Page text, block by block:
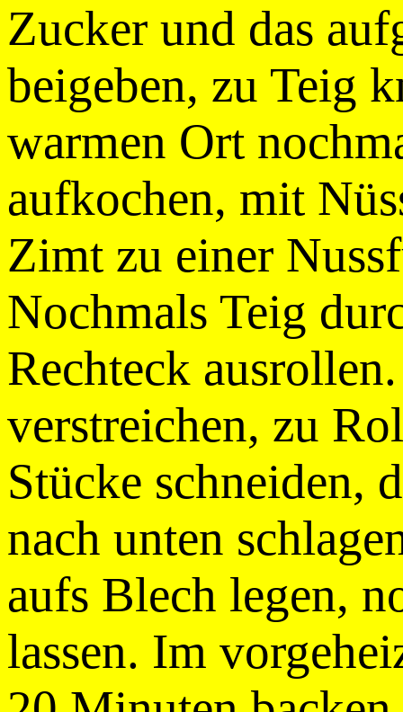
Zucker und das
beigeben, zu Teig
warmen Ort
aufkochen, mit
Zimt zu einer
Nochmals Teig
Rechteck
verstreichen, zu
Stücke schneiden,
nach unten
aufs Blech legen,
lassen. Im